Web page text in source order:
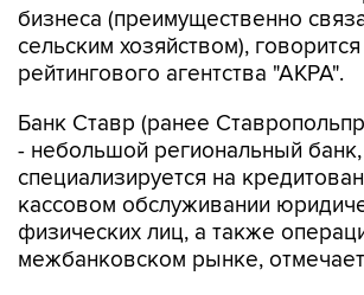
бизнеса (преимущественно
сельским хозяйством),
рейтингового агентства "АКРА".
Банк Ставр (ранее
- небольшой региональный банк,
специализируется на
кассовом обслуживании
физических лиц, а также
межбанковском рынке,